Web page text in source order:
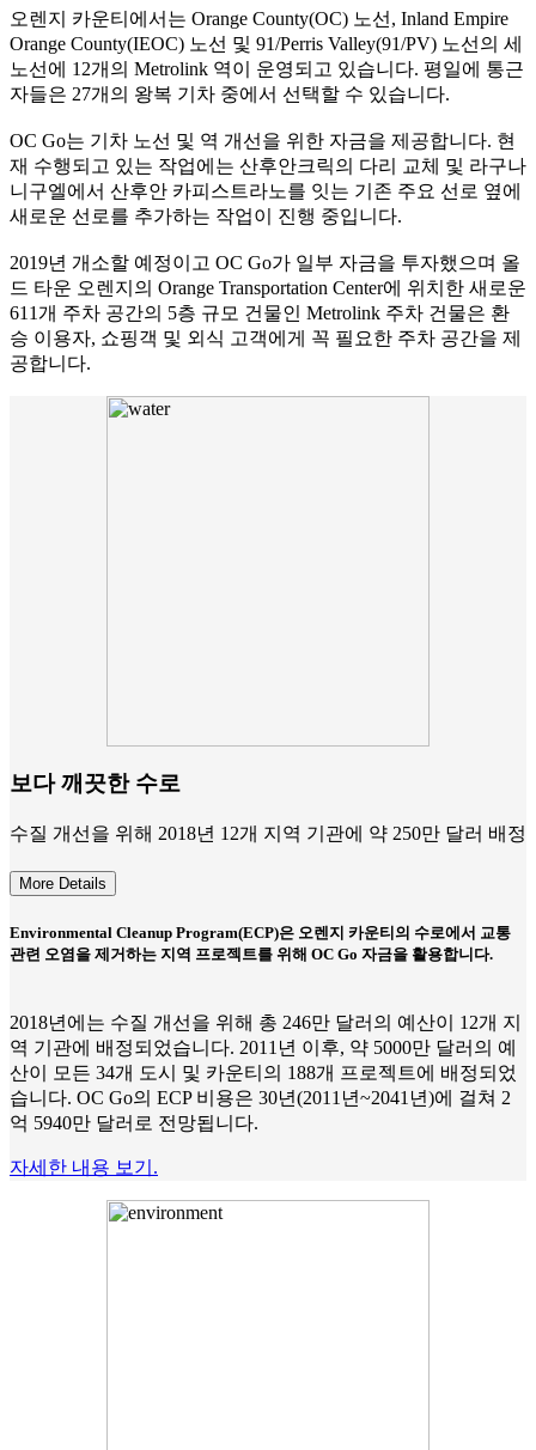
오렌지 카운티에서는 Orange County(OC) 노선, Inland Empire
Orange County(IEOC) 노선 및 91/Perris Valley(91/PV) 노선의 세
노선에 12개의 Metrolink 역이 운영되고 있습니다. 평일에 통근
자들은 27개의 왕복 기차 중에서 선택할 수 있습니다.
OC Go는 기차 노선 및 역 개선을 위한 자금을 제공합니다. 현
재 수행되고 있는 작업에는 산후안크릭의 다리 교체 및 라구나
니구엘에서 산후안 카피스트라노를 잇는 기존 주요 선로 옆에
새로운 선로를 추가하는 작업이 진행 중입니다.
2019년 개소할 예정이고 OC Go가 일부 자금을 투자했으며 올
드 타운 오렌지의 Orange Transportation Center에 위치한 새로운
611개 주차 공간의 5층 규모 건물인 Metrolink 주차 건물은 환
승 이용자, 쇼핑객 및 외식 고객에게 꼭 필요한 주차 공간을 제
공합니다.
보다 깨끗한 수로
수질 개선을 위해 2018년 12개 지역 기관에 약 250만 달러 배정
More Details
Environmental Cleanup Program(ECP)은 오렌지 카운티의 수로에서 교통
관련 오염을 제거하는 지역 프로젝트를 위해 OC Go 자금을 활용합니다.
2018년에는 수질 개선을 위해 총 246만 달러의 예산이 12개 지
역 기관에 배정되었습니다. 2011년 이후, 약 5000만 달러의 예
산이 모든 34개 도시 및 카운티의 188개 프로젝트에 배정되었
습니다. OC Go의 ECP 비용은 30년(2011년~2041년)에 걸쳐 2
억 5940만 달러로 전망됩니다.
자세한 내용 보기.